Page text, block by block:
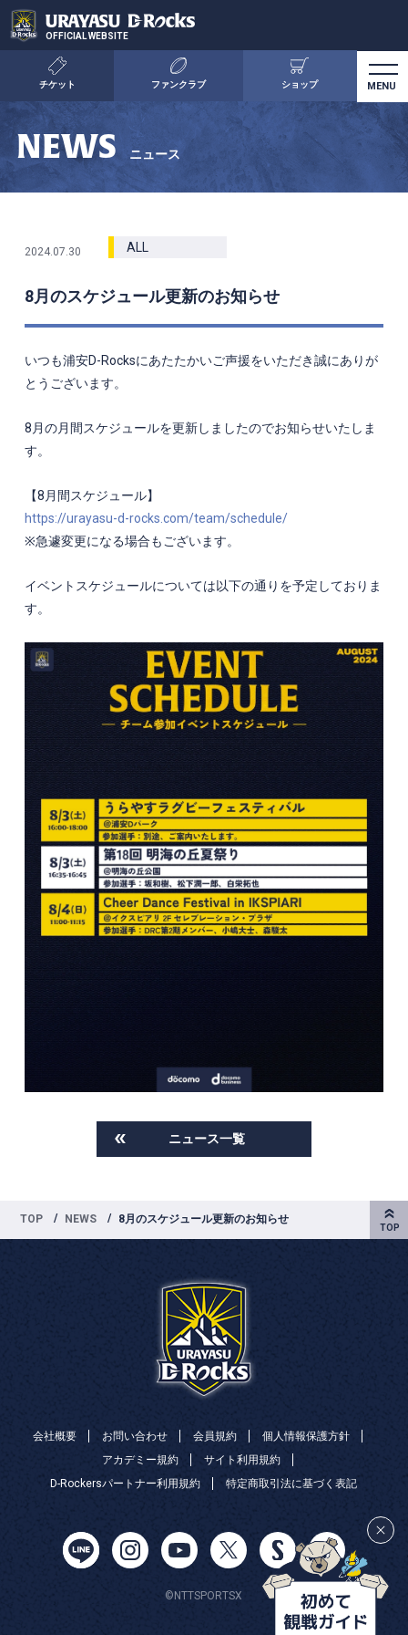
OFFICIAL WEBSITE
チケット ファンクラブ ショップ
NEWS ニュース
2024.07.30
8月のスケジュール更新のお知らせ
いつも浦安D-Rocksにあたたかいご声援をいただき誠にありが
とうございます。
8月の月間スケジュールを更新しましたのでお知らせいたしま
す。
【8月間スケジュール】
https://urayasu-d-rocks.com/team/schedule/
※急遽変更になる場合もございます。
イベントスケジュールについては以下の通りを予定しておりま
す。
ニュース一覧
TOP NEWS 8月のスケジュール更新のお知らせ
会社概要 お問い合わせ 会員規約
個人情報保護方針
アカデミー規約
サイト利用規約
D-Rockersパートナー利用規約
特定商取引法に基づく表記
©NTTSPORTSX